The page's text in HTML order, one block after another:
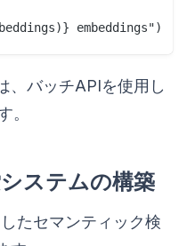
、バッチAPIを使用し
。
ステムの構築
たセマンティック検